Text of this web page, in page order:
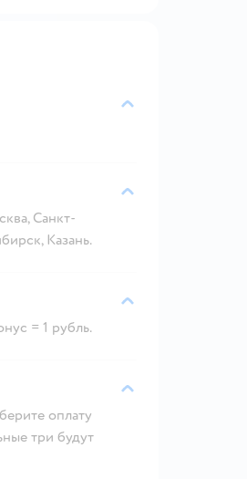
Санкт-
Казань.
= 1 рубль.
оплату
три будут